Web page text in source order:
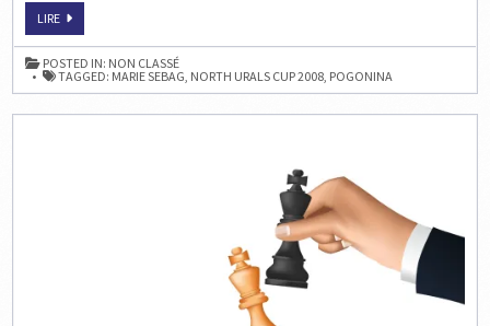
LIRENORTH
CUP
2008:
LA
RONDE
3
POSTED IN: NON CLASSÉ
TAGGED: MARIE SEBAG, NORTH URALS CUP 2008, POGONINA